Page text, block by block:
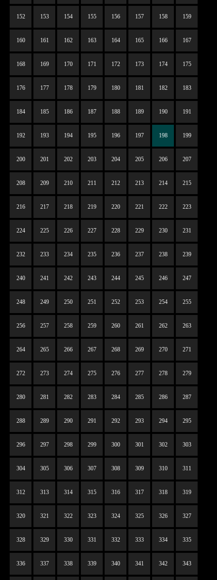
152 153 154 155 156 157 158 159
160 161 162 163 164 165 166 167
168 169 170 171 172 173 174 175
176 177 178 179 180 181 182 183
184 185 186 187 188 189 190 191
192 193 194 195 196 197 198 199
200 201 202 203 204 205 206 207
208 209 210 211 212 213 214 215
216 217 218 219 220 221 222 223
224 225 226 227 228 229 230 231
232 233 234 235 236 237 238 239
240 241 242 243 244 245 246 247
248 249 250 251 252 253 254 255
256 257 258 259 260 261 262 263
264 265 266 267 268 269 270 271
272 273 274 275 276 277 278 279
280 281 282 283 284 285 286 287
288 289 290 291 292 293 294 295
296 297 298 299 300 301 302 303
304 305 306 307 308 309 310 311
312 313 314 315 316 317 318 319
320 321 322 323 324 325 326 327
328 329 330 331 332 333 334 335
336 337 338 339 340 341 342 343